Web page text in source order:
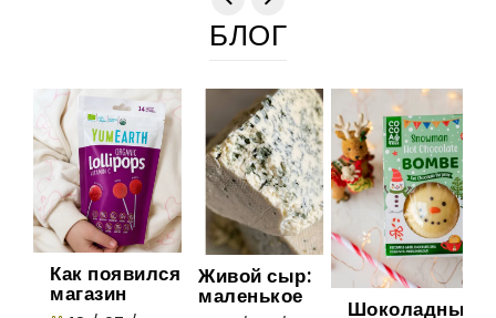
БЛОГ
Как появился
магазин
Живой сыр:
маленькое
Шоколадные